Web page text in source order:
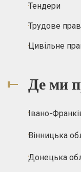
Тендери
Трудове
Цивільне
Де ми
Івано-
Вінницька
Донецька